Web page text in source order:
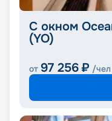
С окном
(YO)
от 97 256 ₽ /чел